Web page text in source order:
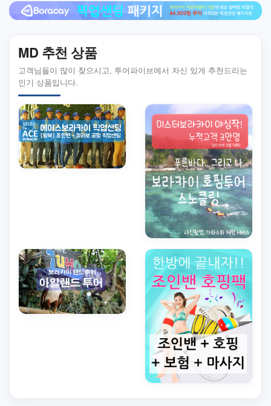
MD 추천 상품
고객님들이 많이 찾으시고, 투어파이브에서 자신 있게 추천드리는
인기 상품입니다.